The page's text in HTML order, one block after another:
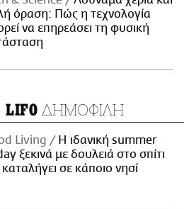
όραση: Πώς η τεχνολογία
να επηρεάσει τη φυσική
LIFO ΔΗΜΟΦΙΛΗ
Living
Η ιδανική summer
ξεκινά με δουλειά στο σπίτι
καταλήγει σε κάποιο νησί